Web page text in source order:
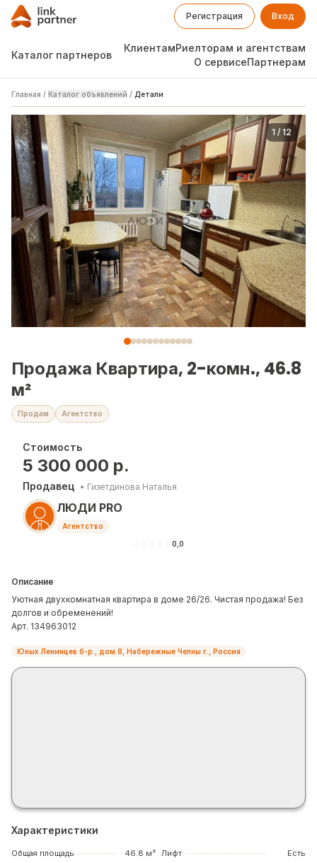
Регистрация Вход
Каталог партнеров
КлиентамРиелторам и агентствам
О сервисеПартнерам
Главная / Каталог объявлений / Детали
1 / 12
Продажа Квартира, 2-комн., 46.8
м²
Продам Агентство
Стоимость
5 300 000 р.
Продавец • Гизетдинова Наталья
ЛЮДИ PRO
Агентство
0,0
Описание
Уютная двухкомнатная квартира в доме 26/26. Чистая продажа! Без
долгов и обременений!
Арт. 134963012
Юных Ленинцев б-р., дом 8, Набережные Челны г., Россия
Характеристики
Общая площадь
46.8 м² Лифт
Есть